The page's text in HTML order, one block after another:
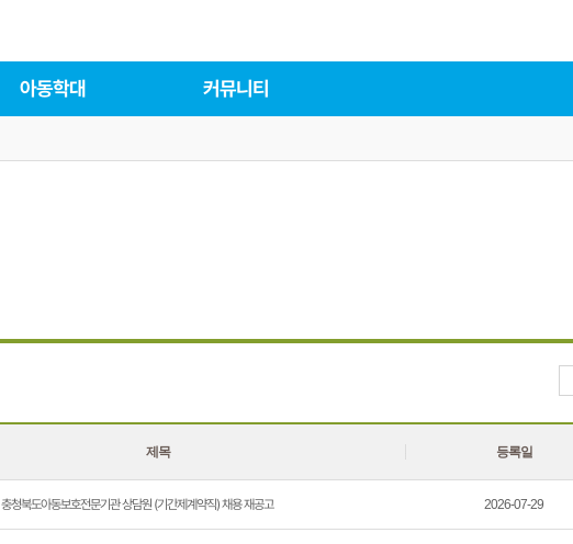
아동학대 커뮤니티
제목 등록일
충청북도아동보호전문기관 상담원 (기간제계약직) 채용 재공고 2026-07-29